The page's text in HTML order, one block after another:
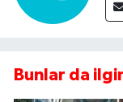
Bunlar da